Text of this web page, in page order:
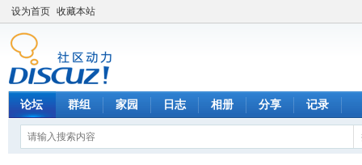
设为首页 收藏本站
论坛 群组 家园 日志 相册 分享 记录